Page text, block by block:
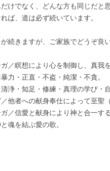
けでなく、どんな方も同じだと思
ば、道は必ず続いています。
続きますが、ご家族でどうぞ良
／瞑想により心を制御し、真我
力・正直・不盗・純潔・不貪。
浄・知足・修練・真理の学び・
他者への献身奉仕によって至聖
／信愛と献身により神と合一する
魂を結ぶ愛の歌。